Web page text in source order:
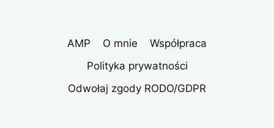
AMP O mnie
Współpraca
Polityka prywatności
Odwołaj zgody RODO/GDPR